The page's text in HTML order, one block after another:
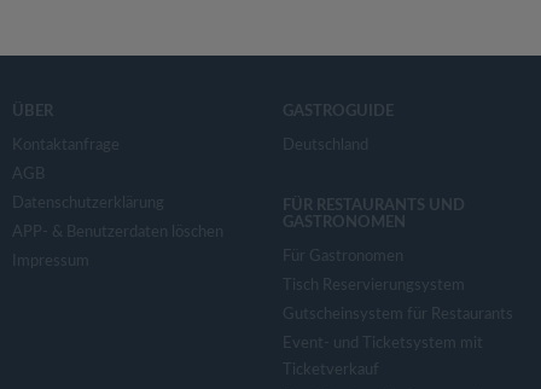
ÜBER
Kontaktanfrage
AGB
Datenschutzerklärung
APP- & Benutzerdaten löschen
Impressum
GASTROGUIDE
Deutschland
FÜR RESTAURANTS UND
GASTRONOMEN
Für Gastronomen
Tisch Reservierungsystem
Gutscheinsystem für Restaurants
Event- und Ticketsystem mit
Ticketverkauf